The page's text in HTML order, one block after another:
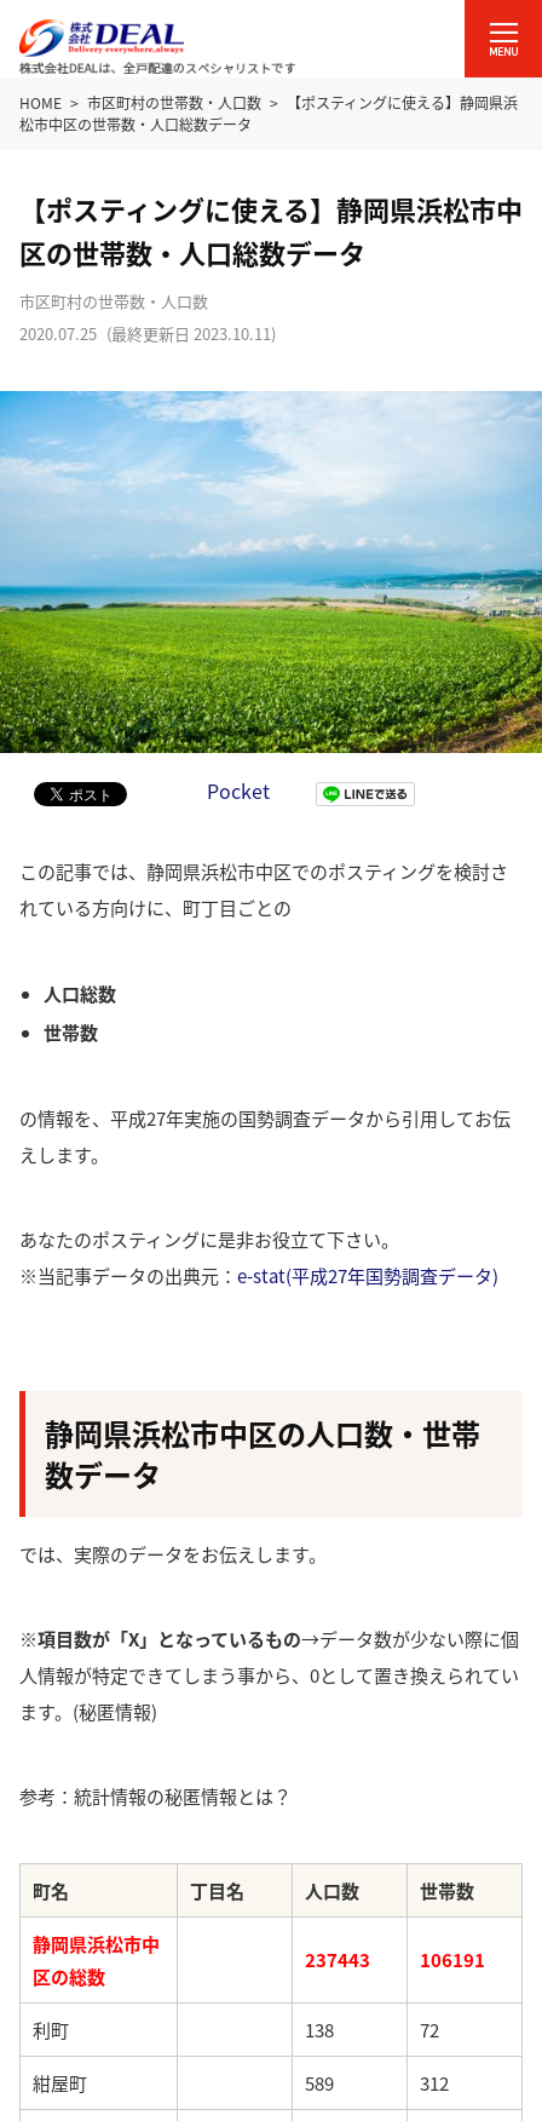
HOME 市区町村の世帯数・人口数
【ポスティングに使える】静岡県浜
松市中区の世帯数・人口総数データ
【ポスティングに使える】静岡県浜松市中
区の世帯数・人口総数データ
市区町村の世帯数・人口数
2020.07.25 (最終更新日 2023.10.11)
Pocket
この記事では、静岡県浜松市中区でのポスティングを検討さ
れている方向けに、町丁目ごとの
人口総数
世帯数
の情報を、平成27年実施の国勢調査データから引用してお伝
えします。
あなたのポスティングに是非お役立て下さい。
※当記事データの出典元： e-stat(平成27年国勢調査データ)
静岡県浜松市中区の人口数・世帯
数データ
では、実際のデータをお伝えします。
※項目数が「X」となっているもの→データ数が少ない際に個
人情報が特定できてしまう事から、0として置き換えられてい
ます。(秘匿情報)
参考：統計情報の秘匿情報とは？
町名 丁目名 人口数 世帯数
静岡県浜松市中
区の総数
237443 106191
利町 138 72
紺屋町 589 312